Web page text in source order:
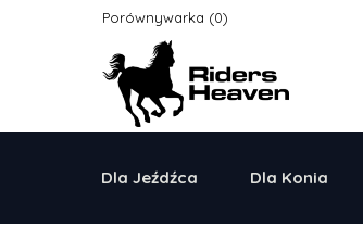
Porównywarka
Dla Jeźdźca Dla Konia